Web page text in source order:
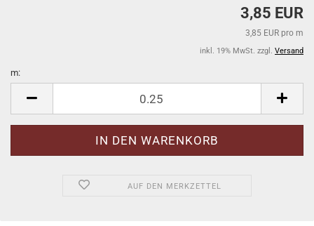
3,85 EUR
3,85 EUR pro m
inkl. 19% MwSt. zzgl. Versand
m:
AUF DEN MERKZETTEL